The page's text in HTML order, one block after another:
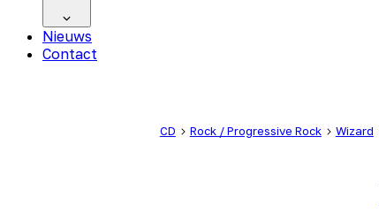
Nieuws
Contact
CD Rock / Progressive Rock Wizard